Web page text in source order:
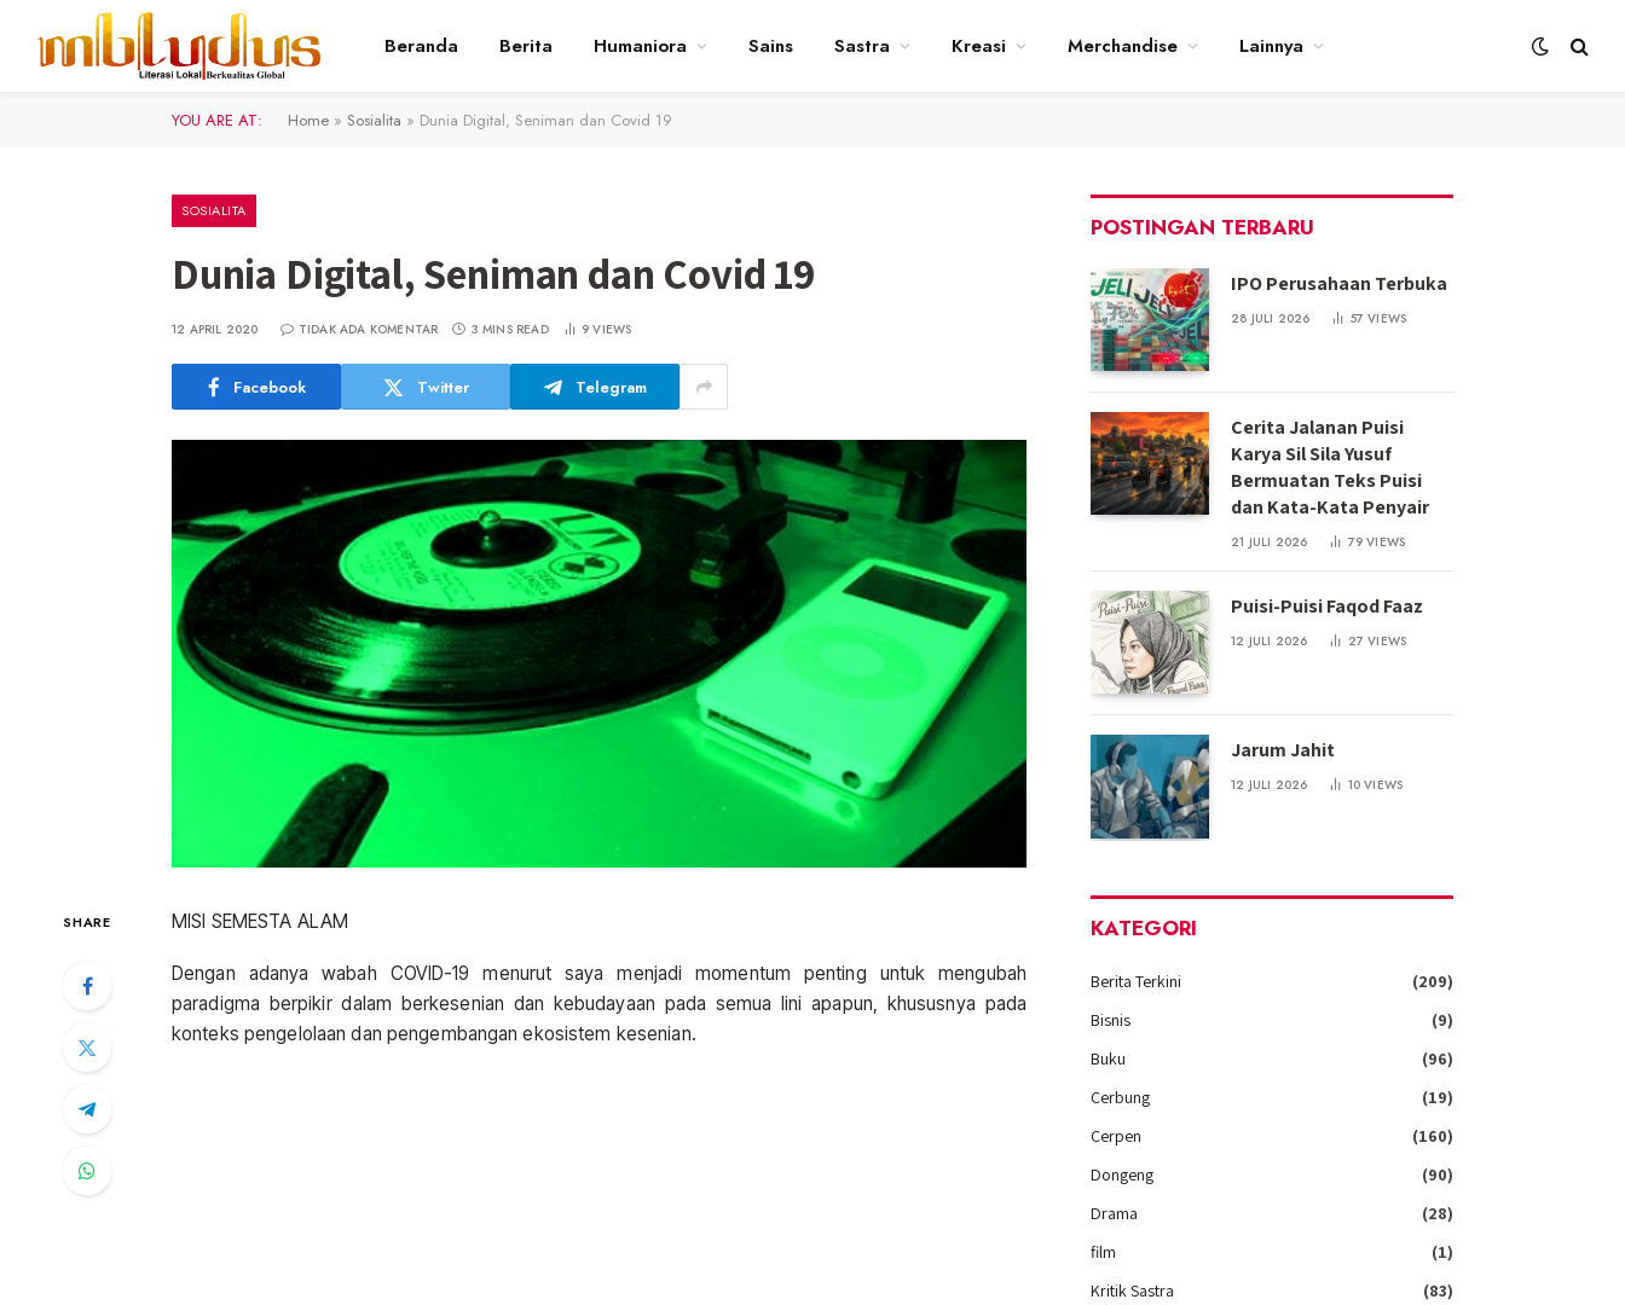
Beranda Berita Humaniora Sains Sastra Kreasi Merchandise Lainnya
YOU ARE AT: Home » Sosialita » Dunia Digital, Seniman dan Covid 19
SOSIALITA
Dunia Digital, Seniman dan Covid 19
12 APRIL 2020 TIDAK ADA KOMENTAR 3 MINS READ 9VIEWS
Facebook Twitter Telegram
SHARE MISI SEMESTA ALAM
Dengan adanya wabah COVID-19 menurut saya menjadi momentum penting untuk mengubah
paradigma berpikir dalam berkesenian dan kebudayaan pada semua lini apapun, khususnya pada
konteks pengelolaan dan pengembangan ekosistem kesenian.
POSTINGAN TERBARU
IPO Perusahaan Terbuka
28 JULI 2026 57VIEWS
Cerita Jalanan Puisi
Karya Sil Sila Yusuf
Bermuatan Teks Puisi
dan Kata-Kata Penyair
21 JULI 2026 79VIEWS
Puisi-Puisi Faqod Faaz
12 JULI 2026 27VIEWS
Jarum Jahit
12 JULI 2026 10VIEWS
KATEGORI
Berita Terkini
(209)
Bisnis
(9)
Buku
(96)
Cerbung
(19)
Cerpen
(160)
Dongeng
(90)
Drama
(28)
film
(1)
Kritik Sastra
(83)